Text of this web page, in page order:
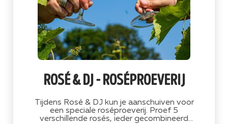
rosé & dj - roséproeverij
Tijdens Rosé & DJ kun je aanschuiven voor
een speciale roséproeverij. Proef 5
verschillende rosés, ieder gecombineerd